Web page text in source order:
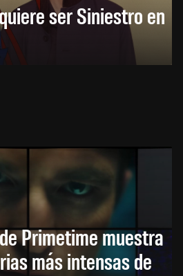
ser Siniestro en
Primetime muestra
más intensas de